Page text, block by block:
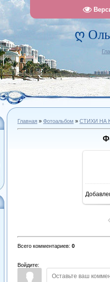
ღ
Главная » Фотоальбом » СТИХИ НА
Всего комментариев: 0
Войдите: